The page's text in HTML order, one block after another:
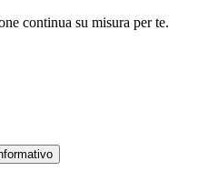
continua su misura per te.